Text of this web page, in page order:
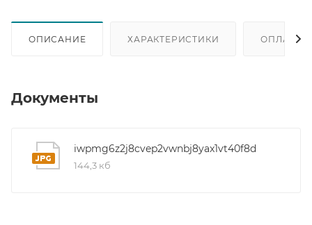
ОПИСАНИЕ ХАРАКТЕРИСТИКИ ОПЛАТА
Документы
iwpmg6z2j8cvep2vwnbj8yax1vt40f8d
144,3 кб